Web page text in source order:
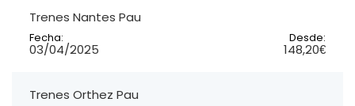
Trenes Nantes Pau
Fecha:
03/04/2025
Desde:
148,20€
Trenes Orthez Pau